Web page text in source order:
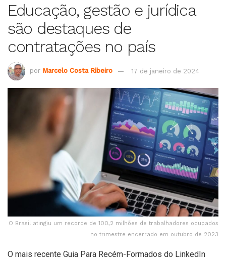
Educação, gestão e jurídica
são destaques de
contratações no país
por Marcelo Costa Ribeiro 17 de janeiro de 2024
O Brasil atingiu um recorde de 100,2 milhões de trabalhadores ocupados
no trimestre encerrado em outubro de 2023
O mais recente Guia Para Recém-Formados do LinkedIn